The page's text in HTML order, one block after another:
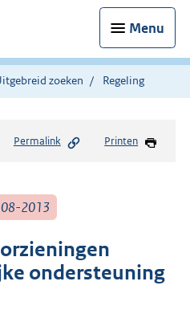
Menu
zoeken Regeling
Permalink Printen
08-2013
ondersteuning